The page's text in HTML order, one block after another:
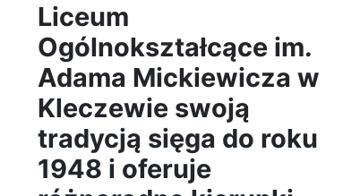
Liceum
Ogólnokształcące im.
Adama Mickiewicza w
Kleczewie swoją
tradycją sięga do roku
1948 i oferuje